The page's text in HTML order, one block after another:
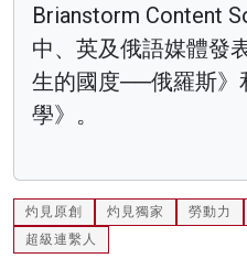
Brianstorm Content
中、英及俄語媒體發
生的國度──俄羅斯》
學》。
灼見原創 灼見獨家 勞動力
超級連繫人